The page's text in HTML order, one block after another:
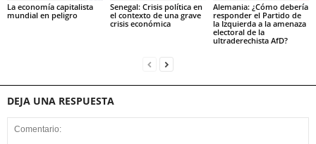
La economía capitalista
mundial en peligro
Senegal: Crisis política en
el contexto de una grave
crisis económica
Alemania: ¿Cómo debería
responder el Partido de
la Izquierda a la amenaza
electoral de la
ultraderechista AfD?
DEJA UNA RESPUESTA